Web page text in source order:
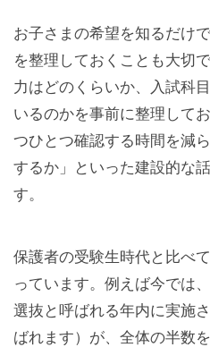
お子さまの希望を知るだけ
を整理しておくことも大切
力はどのくらいか、入試科
いるのかを事前に整理して
つひとつ確認する時間を減
するか」といった建設的な
す。
保護者の受験生時代と比べ
っています。例えば今では
選抜と呼ばれる年内に実施
ばれます）が、全体の半数